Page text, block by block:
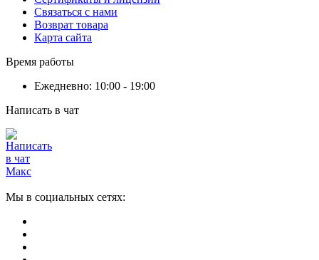
Связаться с нами
Возврат товара
Карта сайта
Время работы
Ежедневно: 10:00 - 19:00
Написать в чат
Мы в социальных сетях: